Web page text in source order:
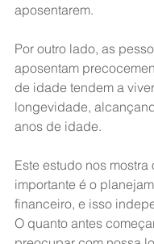
aposentarem.
Por outro lado, as
aposentam
de idade tendem a
longevidade,
anos de idade.
Este estudo nos mostra
importante é o
financeiro, e isso
O quanto antes